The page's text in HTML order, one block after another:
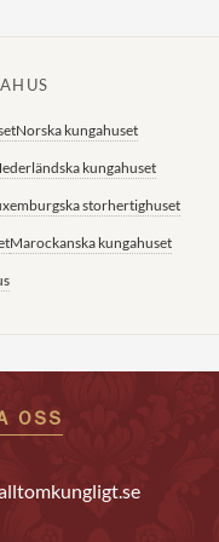
Norska kungahuset
kungahuset
storhertighuset
Marockanska kungahuset
OSS